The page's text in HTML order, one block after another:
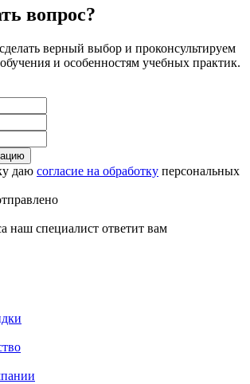
вопрос?
верный выбор и проконсультируем
и особенностям учебных практик.
даю согласие на обработку персональных
наш специалист ответит вам